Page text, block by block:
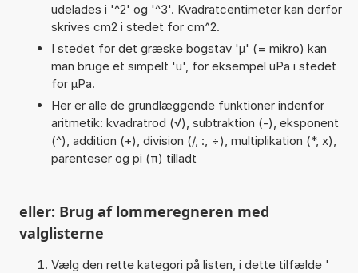
udelades i '^2' og '^3'. Kvadratcentimeter kan derfor
skrives cm2 i stedet for cm^2.
I stedet for det græske bogstav 'µ' (= mikro) kan
man bruge et simpelt 'u', for eksempel uPa i stedet
for µPa.
Her er alle de grundlæggende funktioner indenfor
aritmetik: kvadratrod (√), subtraktion (-), eksponent
(^), addition (+), division (/, :, ÷), multiplikation (*, x),
parenteser og pi (π) tilladt
eller: Brug af lommeregneren med
valglisterne
Vælg den rette kategori på listen, i dette tilfælde '